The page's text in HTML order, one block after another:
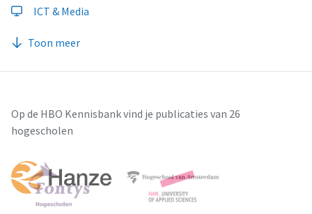
ICT & Media
Toon meer
Op de HBO Kennisbank vind je publicaties van 26
hogescholen